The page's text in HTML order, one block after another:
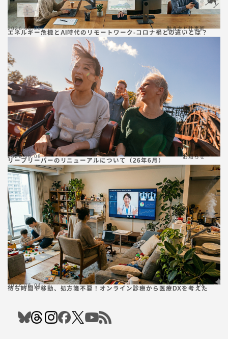
エネルギー危機とAI時代のリモートワーク-コロナ禍との違いとは？
2026.06.25 働き方と仕事術
リープリーパーのリニューアルについて（26年6月）
2026.06.08 お知らせ
待ち時間や移動、処方箋不要！オンライン診療から医療DXを考えた
2026.06.04 DX